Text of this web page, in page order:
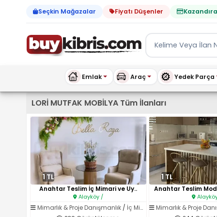
Seçkin Mağazalar Fiyatı Düşenler
Emlak Araç Yedek Parça
Kıbrıs İlan Platformu |
LORİ MUTFAK MOBİLYA Tüm İlanları
1 TL
Anahtar Teslim İç Mimari ve Uy..
Alayköy /
Mimarlık & Proje Danışmanlık/ İç Mimarlık
1 TL
Anahtar Teslim
Mimarlık & Proje